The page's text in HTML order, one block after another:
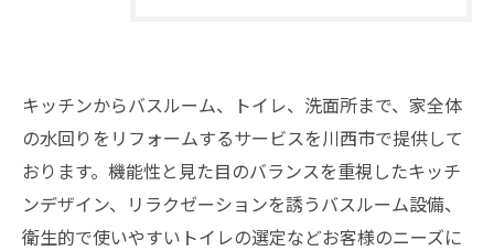
キッチンからバスルーム、トイレ、洗面所まで、家全体
の水回りをリフォームするサービスを川西市で提供して
おります。機能性と見た目のバランスを重視したキッチ
ンデザイン、リラクゼーションを誘うバスルーム設備、
衛生的で使いやすいトイレの選定などお客様のニーズに